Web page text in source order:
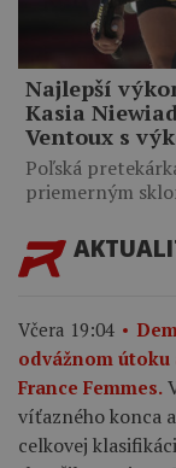
Najlepší
Kasia
Ventoux s
Poľská
priemerným
Včera 19:04
odvážnom útoku
France Femmes.
víťazného konca
celkovej